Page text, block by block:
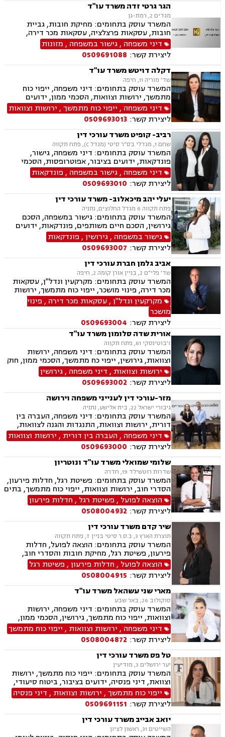
הגר גרטי זדה משרד עו"ד
מגדים 2, רמת-גן
המשרד עוסק בתחומים: מחיקת חובות, גביית
חובות, עסקאות פרצלציה, עסקאות מכר דירה,
הסכמי ממון, ייפוי כוח מתמשך, ירושות וצוואות,
אפוטרופסות, גישור במשפחה, גירושין, מקרקעין,
הוצאה לפועל, אימוץ, הורות חד מינית, מזונות,
משמורת, נישואים אזרחיים, חלוקת רכוש, תיאום
הורי, זמני שהות, אומנה, ניכור הורי, עסקאות מתנה,
ידועים בציבור, פינוי מושכר, צווארון לבן, הלבנת הון,
אלימות במשפחה, עבירות סמים, נפגעי עבירה
דיני משפחה ,גישור במשפחה , מזונות
ליצירת קשר: 0509691088
דקלה דויטש משרד עו"ד
שד' מוריה 11, חיפה
המשרד עוסק בתחומים: דיני משפחה, ייפוי כוח
מתמשך, ירושות וצוואות, הסכמי ממון, ידועים
בציבור, אפוטרופסות, חלוקת רכוש, מעמד אישי,
ניכור הורי, אבהות, מזונות, משמורת זמני שהות,
החזקת ילדים, גירושין, הורות חד מינית, נישואים
אזרחיים, עסקאות מתנה
דיני משפחה , ייפוי כוח מתמשך, ירושות וצוואות
ליצירת קשר: 0509693013
רביב- קופיט משרד עורכי דין
שחם 1, מגדלי בס״ר סיטי (מגדל C), פתח תקווה
המשרד עוסק בתחומים: דיני משפחה, גישור,
פונדקאות, ידועים בציבור, אפוטרופסות, הסכמי
ממון, אבהות, מזונות, משמורת, גירושין, הורות חד
מינית, נישואים חד אזרחיים, אימוץ, חלוקת רכוש,
מעמד אישי, תיאום הורי, חטיפת ילדים, זמני שהות,
אומנה, ניכור הורי, עסקאות מתנה.
דיני משפחה ,גישור במשפחה , פונדקאות
ליצירת קשר: 0509693010
יעלי יהב מיכאלוב- משרד עורכי דין
פתח תקווה 6 מגדל החלוצים, נתניה
המשרד עוסק בתחומים: גישור במשפחה, הסכם
גירושין, הסכם חיים משותפים, פונדקאות, ידועים
בציבור, אפוטרופסות, הסכמי ממון, אבהות, מזונות,
זמני שהות, גירושין, הורות חד מינית, נישואים
אזרחיים, חוק הנוער, אימוץ , חלוקת רכוש, מעמד
אישי, תיאום הורי, חטיפת ילדים, זמני שהות (החזקת
ילדים), אומנה, ניכור הורי, עסקאות מתנה, הוצאה
לפועל, חדלות פירעון, ייפוי כוח מתמשך, מסמך
הבעת רצון, צוואות וירושה.
גישור במשפחה ,גירושין, פונדקאות
ליצירת קשר: 0509693007
אביב גלמן חברת עורכי דין
שד' פלי"ם 2, בניין אורן קומה 2, חיפה
המשרד עוסק בתחומים: מקרקעין ונדל"ן, עסקאות
מכר דירה, פינוי מושכר, ייפוי כוח מתמשך, ירושות
וצוואות, נוטריון.
מקרקעין ונדל"ן,עסקאות מכר דירה , פינוי
מושכר
ליצירת קשר: 0509693004
אורית שדה סלומון משרד עו"ד
ז'בוטינסקי 61, פתח תקווה
המשרד עוסק בתחומים: דיני משפחה, ירושות
וצוואות, גירושין, ייפוי כח מתמשך, הסכמי ממון, חוק
הנוער, פירוק שיתוף, משמורת, זמני שהות, הסכם
חיים משותפים, מעמד אישי, מזונות, אלימות
במשפחה, צווי הגנה, אימוץ, אפוטרופסות, ניכור הורי,
הורות חד מינית, עסקאות מתנה, העברה בין דורית,
פונדקאות, חטיפת ילדים, ידועים בציבור, ייצוג
קטינים, גישור במשפחה
ירושות וצוואות , דיני משפחה ,גירושין
ליצירת קשר: 0509693002
מזר-עורכי דין לענייני משפחה וירושה
גיבורי ישראל 22, בית אלישע, נתניה
המשרד עוסק בתחומים: דיני משפחה, העברה בין
דורית, ירושות וצוואות, התנגדות והגנה לצוואות,
ייפוי כוח מתמשך, הסכמי ממון, גישור במשפחה,
ידועים בציבור, אפוטרופסות, אבהות, מזונות,
משמורת, גירושין, הורות חד מינית, חוק הנוער,
חלוקת רכוש, זמני שהות, ניכור הורי, גישור
ובוררויות.
דיני משפחה , העברה בין דורית , ירושות וצוואות
ליצירת קשר: 0509693000
שלומי שמואלי משרד עו"ד ונוטריון
שדרות רוטשילד 19, חדרה
המשרד עוסק בתחומים: פשיטת רגל, חדלות פירעון,
הסדרי חוב, ירושות וצוואות, ייפוי כוח מתמשך, בתים
משותפים, עסקאות מכר דירה, ליטיגציה, לשון הרע,
מיסים
הוצאה לפועל , פשיטת רגל , חדלות פירעון
ליצירת קשר: 0508004932
שיר קדם משרד עורכי דין
תוצרת הארץ 3, ב.ס.ר סיטי בניין T, פתח תקווה
המשרד עוסק בתחומים: הוצאה לפועל, חדלות
פירעון, פשיטת רגל, מחיקת חובות והסדרי חוב,
ירושות וצוואות, ייפוי כוח מתמשך
הוצאה לפועל , חדלות פירעון, פשיטת רגל
ליצירת קשר: 0508004915
מארי שני עשהאל משרד עו"ד
סוקולוב 26, באר שבע
המשרד עוסק בתחומים: דיני משפחה, ירושות
וצוואות, ייפוי כוח מתמשך, גירושין, הסכמי ממון,
נישואים אזרחיים, מעמד אישי, אפוטרופסות, מזונות,
התנגדויות לצוואות, הסכמים, בוררות
דיני משפחה , ירושות וצוואות , ייפוי כוח מתמשך
ליצירת קשר: 0508004872
טל פס משרד עורכי דין
יער ירושלים 3, מודיעין
המשרד עוסק בתחומים: ייפוי כוח מתמשך, ירושות
וצוואת, דיני פנסיה, ידועים בציבור, ביטוח סיעודי,
תביעות ביטוח ונזקי רכוש
ייפוי כוח מתמשך, ירושות וצוואות , דיני פנסיה
ליצירת קשר: 0509691151
יואב אבייב משרד עורכי דין
השייטים 31, ראשון לציון